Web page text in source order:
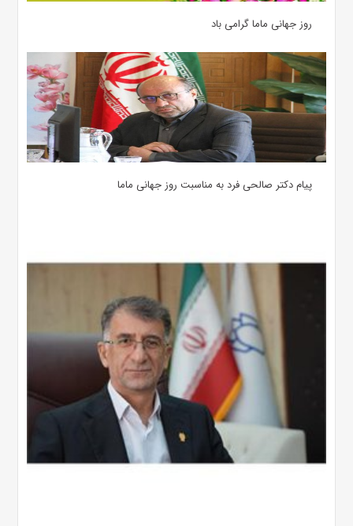
روز جهانی ماما گرامی باد
پیام دکتر صالحی فرد به مناسبت روز جهانی ماما